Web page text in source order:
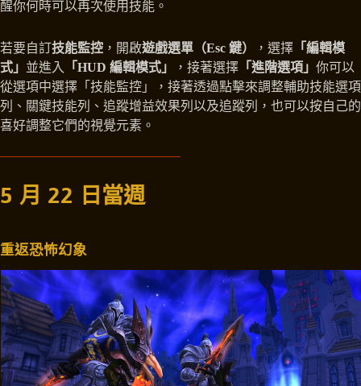
醒你何時可以再次使用技能。
若要自訂技能監控 ，開啟遊戲選單（Esc 鍵） ，選擇 「編輯模
式」 並進入 「HUD 編輯模式」 ，接著選擇 「進階選項」 你可以
從選項中選擇「技能監控」，接著透過點擊來調整輔助技能選項
列、關鍵技能列、追蹤增益效果列以及追蹤列，也可以按自己的
喜好調整它們的視覺元素。
5 月 22 日當週
重返恐怖幻象